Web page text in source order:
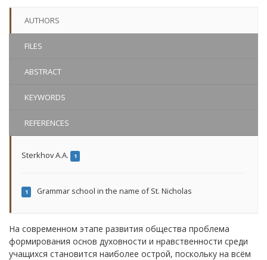
AUTHORS
FILES
ABSTRACT
KEYWORDS
REFERENCES
Sterkhov A.A. 1
1 Grammar school in the name of St. Nicholas
На современном этапе развития общества проблема
формирования основ духовности и нравственности среди
учащихся становится наиболее острой, поскольку на всём